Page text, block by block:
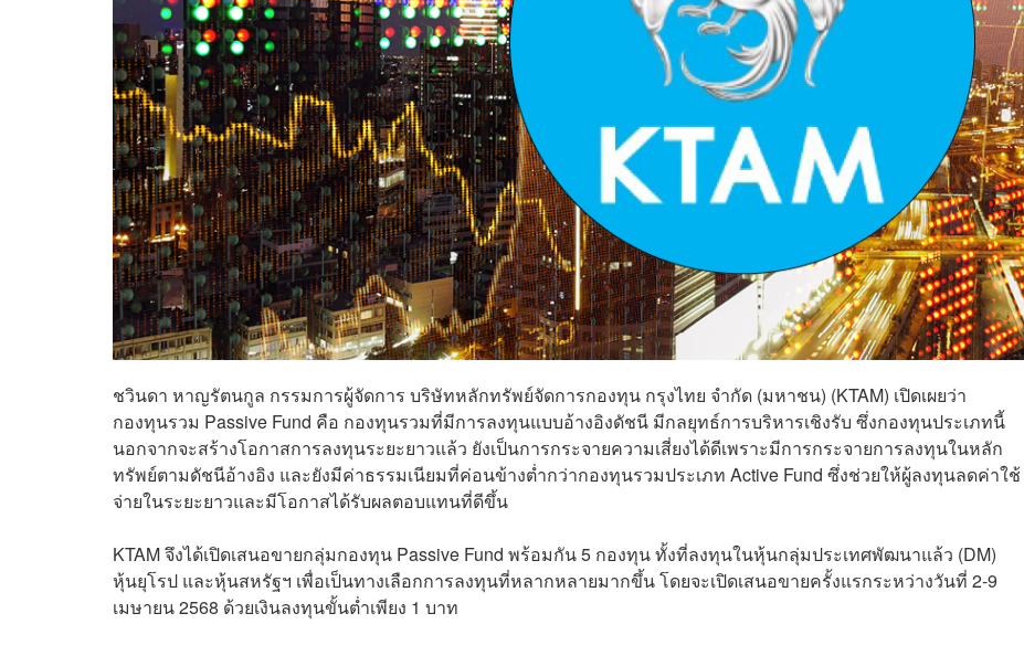
ชวินดา หาญรัตนกูล กรรมการผู้จัดการ บริษัทหลักทรัพย์จัดการกองทุน กรุงไทย จำกัด (มหาชน) (KTAM) เปิดเผยว่า
กองทุนรวม Passive Fund คือ กองทุนรวมที่มีการลงทุนแบบอ้างอิงดัชนี มีกลยุทธ์การบริหารเชิงรับ ซึ่งกองทุนประเภทนี้
นอกจากจะสร้างโอกาสการลงทุนระยะยาวแล้ว ยังเป็นการกระจายความเสี่ยงได้ดีเพราะมีการกระจายการลงทุนในหลัก
ทรัพย์ตามดัชนีอ้างอิง และยังมีค่าธรรมเนียมที่ค่อนข้างต่ำกว่ากองทุนรวมประเภท Active Fund ซึ่งช่วยให้ผู้ลงทุนลดค่าใช้
จ่ายในระยะยาวและมีโอกาสได้รับผลตอบแทนที่ดีขึ้น
KTAM จึงได้เปิดเสนอขายกลุ่มกองทุน Passive Fund พร้อมกัน 5 กองทุน ทั้งที่ลงทุนในหุ้นกลุ่มประเทศพัฒนาแล้ว (DM)
หุ้นยุโรป และหุ้นสหรัฐฯ เพื่อเป็นทางเลือกการลงทุนที่หลากหลายมากขึ้น โดยจะเปิดเสนอขายครั้งแรกระหว่างวันที่ 2-9
เมษายน 2568 ด้วยเงินลงทุนขั้นต่ำเพียง 1 บาท